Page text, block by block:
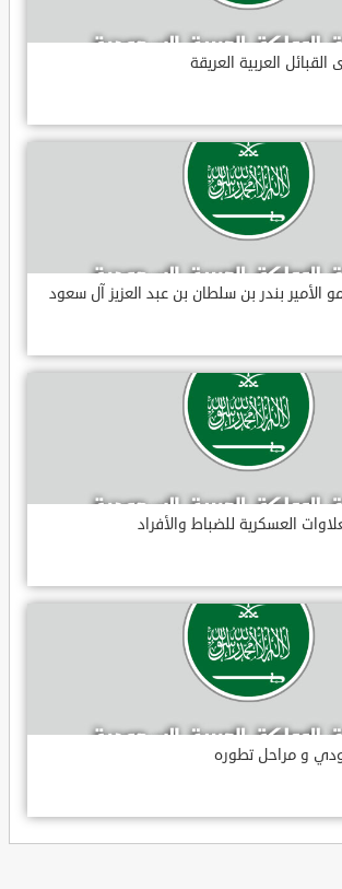
العربية العريقة
الأمير بندر بن سلطان بن عبد العزيز آل سعود
العسكرية للضباط والأفراد
و مراحل تطوره